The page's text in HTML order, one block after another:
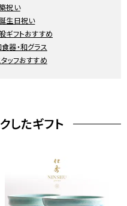
祝い
生日祝い
ギフトおすすめ
器・和グラス
タッフおすすめ
したギフト